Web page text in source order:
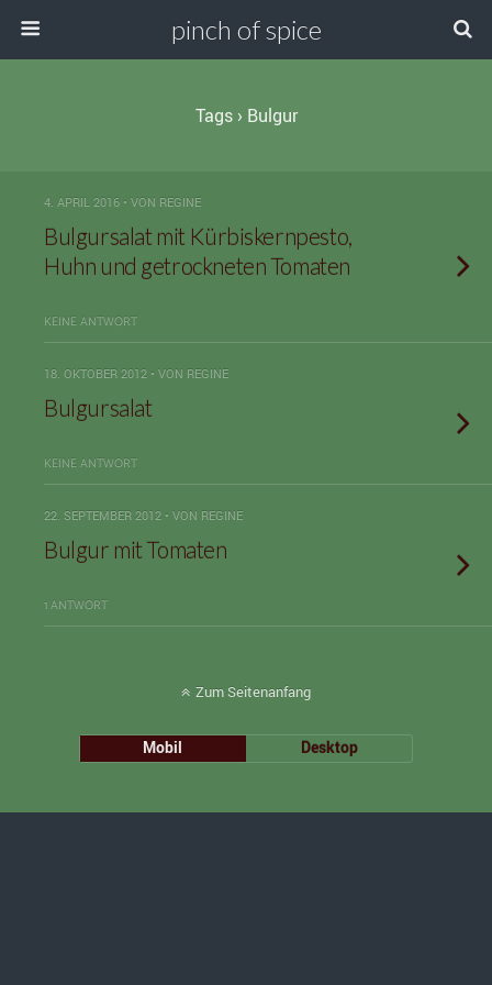
pinch of spice
Tags › Bulgur
4. APRIL 2016 • VON REGINE
Bulgursalat mit Kürbiskernpesto,
Huhn und getrockneten Tomaten
KEINE ANTWORT
18. OKTOBER 2012 • VON REGINE
Bulgursalat
KEINE ANTWORT
22. SEPTEMBER 2012 • VON REGINE
Bulgur mit Tomaten
1 ANTWORT
Zum Seitenanfang
Mobil Desktop